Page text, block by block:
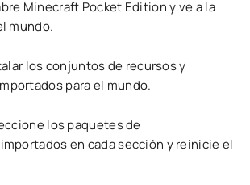
Minecraft Pocket Edition y ve a la
mundo.
los conjuntos de recursos y
para el mundo.
los paquetes de
en cada sección y reinicie el